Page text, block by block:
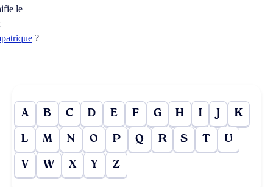
le
?
A B C D E F G H I J K
L M N O P Q R S T U
V W X Y Z